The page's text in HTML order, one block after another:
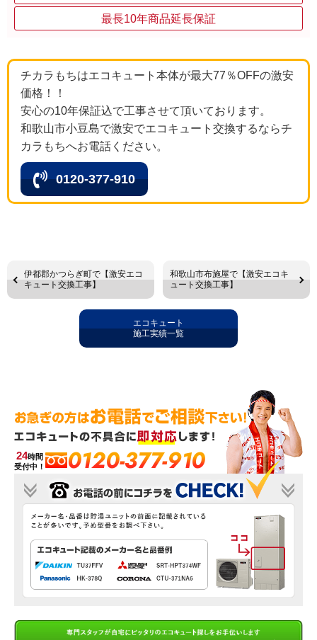
最長10年商品延長保証
チカラもちはエコキュート本体が最大77％OFFの激安
価格！！
安心の10年保証込で工事させて頂いております。
和歌山市小豆島で激安でエコキュート交換するならチ
カラもちへお電話ください。
0120-377-910
伊都郡かつらぎ町で【激安エコ
キュート交換工事】
和歌山市布施屋で【激安エコキ
ュート交換工事】
エコキュート
施工実績一覧
24時間
受付中！
0120-377-910